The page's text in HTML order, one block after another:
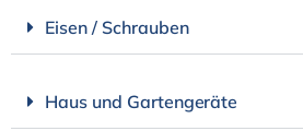
Eisen / Schrauben
Haus und Gartengeräte